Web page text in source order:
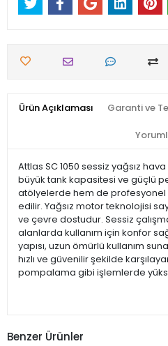
Ürün Açıklaması Garanti ve
Attlas SC 1050 sessiz yağsız
büyük tank kapasitesi ve güçlü
atölyelerde hem de profesyonel
edilir. Yağsız motor teknolojisi
ve çevre dostudur. Sessiz
alanlarda kullanım için konfor
yapısı, uzun ömürlü kullanım
hızlı ve güvenilir şekilde
pompalama gibi işlemlerde
Benzer Ürünler